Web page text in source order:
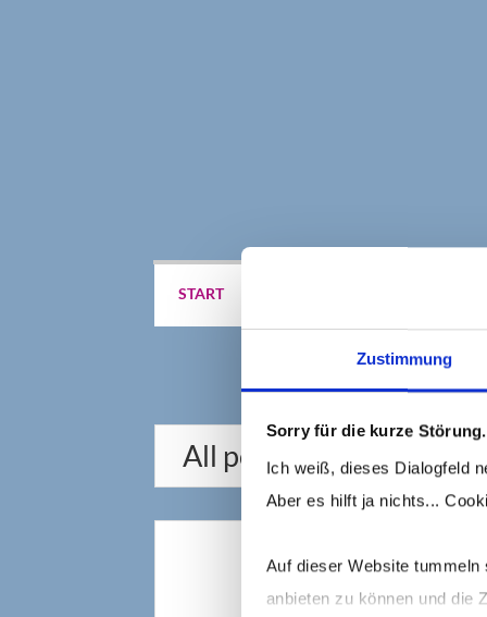
Zustimmung
Sorry für die kurze
Ich weiß, dieses Dialogfeld
Aber es hilft ja nichts...
Auf dieser Website
anbieten zu können und die
START
All posts in "